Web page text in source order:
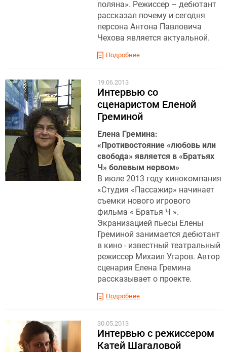
поляна». Режиссер – дебютант
рассказал почему и сегодня
персона Антона Павловича
Чехова является актуальной.
Подробнее
19.06.2013
Интервью со
сценаристом Еленой
Греминой
Елена Гремина:
«Противостояние «любовь или
свобода» является в «Братьях
Ч» болевым нервом»
В июле 2013 году кинокомпания
«Студия «Пассажир» начинает
съемки нового игрового
фильма « Братья Ч ».
Экранизацией пьесы Елены
Греминой занимается дебютант
в кино - известный театральный
режиссер Михаил Угаров. Автор
сценария Елена Гремина
рассказывает о проекте.
Подробнее
30.05.2013
Интервью с режиссером
Катей Шагаловой